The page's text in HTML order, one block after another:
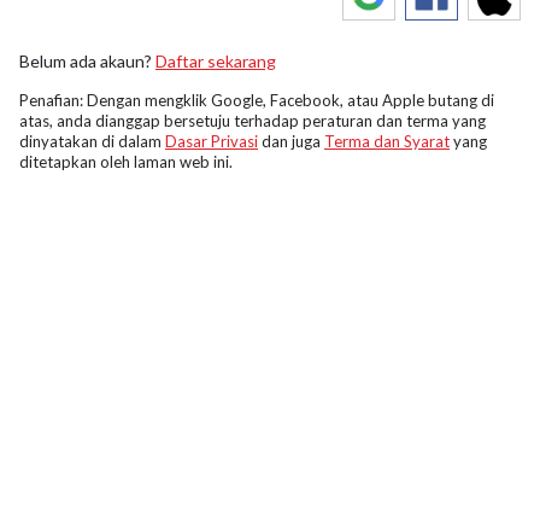
Belum ada akaun? Daftar sekarang
Penafian: Dengan mengklik Google, Facebook, atau Apple butang di
atas, anda dianggap bersetuju terhadap peraturan dan terma yang
dinyatakan di dalam Dasar Privasidan juga Terma dan Syaratyang
ditetapkan oleh laman web ini.